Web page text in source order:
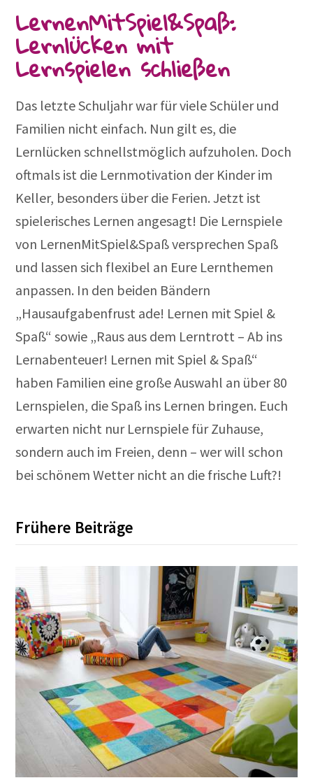
LernenMitSpiel&Spaß:
Lernlücken mit
Lernspielen schließen
Das letzte Schuljahr war für viele Schüler und
Familien nicht einfach. Nun gilt es, die
Lernlücken schnellstmöglich aufzuholen. Doch
oftmals ist die Lernmotivation der Kinder im
Keller, besonders über die Ferien. Jetzt ist
spielerisches Lernen angesagt! Die Lernspiele
von LernenMitSpiel&Spaß versprechen Spaß
und lassen sich flexibel an Eure Lernthemen
anpassen. In den beiden Bändern
„Hausaufgabenfrust ade! Lernen mit Spiel &
Spaß“ sowie „Raus aus dem Lerntrott – Ab ins
Lernabenteuer! Lernen mit Spiel & Spaß“
haben Familien eine große Auswahl an über 80
Lernspielen, die Spaß ins Lernen bringen. Euch
erwarten nicht nur Lernspiele für Zuhause,
sondern auch im Freien, denn – wer will schon
bei schönem Wetter nicht an die frische Luft?!
Frühere Beiträge